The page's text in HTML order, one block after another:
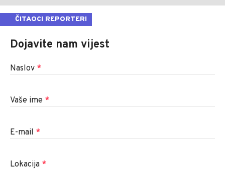
ČITAOCI REPORTERI
Dojavite nam vijest
Naslov *
Vaše ime *
E-mail *
Lokacija *